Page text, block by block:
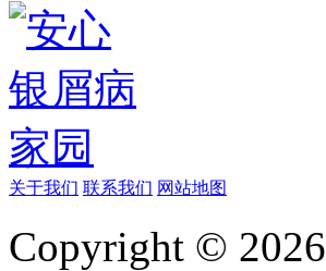
关于我们 联系我们 网站地图
Copyright © 2026